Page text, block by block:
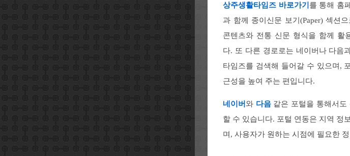
상주생활타임즈 바로가기 를 통해 홈
과 함께 종이신문 보기(Paper) 섹션
콘텐츠와 전통 신문 형식을 함께 활
다. 또 다른 경로로는 네이버나 다음
타임즈를 검색해 들어갈 수 있으며,
근성을 높여 주는 편입니다.
네이버 와 다음같은 포털을 통해서도
할 수 있습니다. 포털 연동은 지역 정
며, 사용자가 원하는 시점에 필요한